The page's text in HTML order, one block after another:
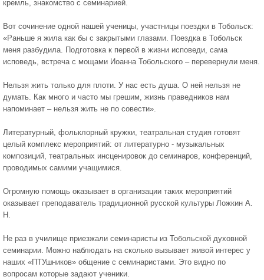
кремль, знакомство с семинарией.
Вот сочинение одной нашей ученицы, участницы поездки в Тобольск:
«Раньше я жила как бы с закрытыми глазами. Поездка в Тобольск
меня разбудила. Подготовка к первой в жизни исповеди, сама
исповедь, встреча с мощами Иоанна Тобольского – перевернули меня.
Нельзя жить только для плоти. У нас есть душа. О ней нельзя не
думать. Как много и часто мы грешим, жизнь праведников нам
напоминает – нельзя жить не по совести».
Литературный, фольклорный кружки, театральная студия готовят
целый комплекс мероприятий: от литературно - музыкальных
композиций, театральных инсценировок до семинаров, конференций,
проводимых самими учащимися.
Огромную помощь оказывает в организации таких мероприятий
оказывает преподаватель традиционной русской культуры Ложкин А.
Н.
Не раз в училище приезжали семинаристы из Тобольской духовной
семинарии. Можно наблюдать на сколько вызывает живой интерес у
наших «ПТУшников» общение с семинаристами. Это видно по
вопросам которые задают ученики.